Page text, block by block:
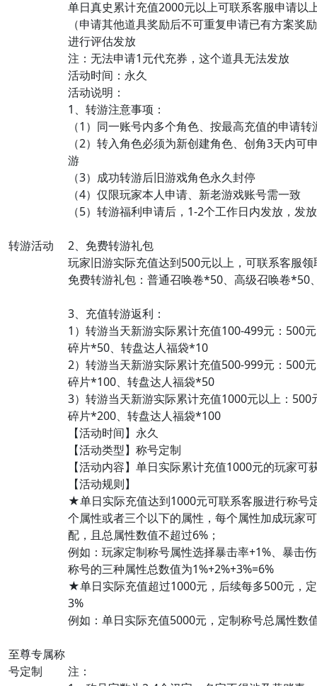
单日真史累计充值2000元以上可联系客服申请以
（申请其他道具奖励后不可重复申请已有方案奖
进行评估发放
注：无法申请1元代充券，这个道具无法发放
转游活动
活动时间：永久
活动说明：
1、转游注意事项：
（1）同一账号内多个角色、按最高充值的申请转
（2）转入角色必须为新创建角色、创角3天内可
游
（3）成功转游后旧游戏角色永久封停
（4）仅限玩家本人申请、新老游戏账号需一致
（5）转游福利申请后，1-2个工作日内发放，发
2、免费转游礼包
玩家旧游实际充值达到500元以上，可联系客服
免费转游礼包：普通召唤卷*50、高级召唤卷*50
3、充值转游返利：
1）转游当天新游实际累计充值100-499元：500
碎片*50、转盘达人福袋*10
2）转游当天新游实际累计充值500-999元：500
碎片*100、转盘达人福袋*50
3）转游当天新游实际累计充值1000元以上：500
碎片*200、转盘达人福袋*100
至尊专属称
号定制
【活动时间】永久
【活动类型】称号定制
【活动内容】单日实际累计充值1000元的玩家可
【活动规则】
★单日实际充值达到1000元可联系客服进行称号
个属性或者三个以下的属性，每个属性加成玩家
配，且总属性数值不超过6%；
例如：玩家定制称号属性选择暴击率+1%、暴击
称号的三种属性总数值为1%+2%+3%=6%
★单日实际充值超过1000元，后续每多500元，
3%
例如：单日实际充值5000元，定制称号总属性数
注：